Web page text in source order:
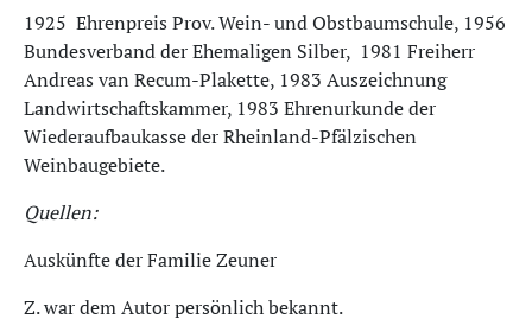
1925 Ehrenpreis Prov. Wein- und Obstbaumschule, 1956
Bundesverband der Ehemaligen Silber, 1981 Freiherr
Andreas van Recum-Plakette, 1983 Auszeichnung
Landwirtschaftskammer, 1983 Ehrenurkunde der
Wiederaufbaukasse der Rheinland-Pfälzischen
Weinbaugebiete.
Quellen:
Auskünfte der Familie Zeuner
Z. war dem Autor persönlich bekannt.